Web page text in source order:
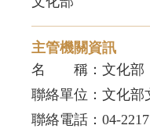
主管機關資訊
名 稱：文化部
聯絡單位：文化部
聯絡電話：04-